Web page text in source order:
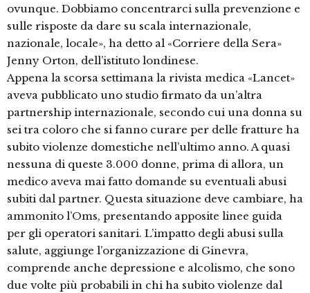
ovunque. Dobbiamo concentrarci sulla prevenzione e
sulle risposte da dare su scala internazionale,
nazionale, locale», ha detto al «Corriere della Sera»
Jenny Orton, dell’istituto londinese.
Appena la scorsa settimana la rivista medica «Lancet»
aveva pubblicato uno studio firmato da un’altra
partnership internazionale, secondo cui una donna su
sei tra coloro che si fanno curare per delle fratture ha
subito violenze domestiche nell’ultimo anno. A quasi
nessuna di queste 3.000 donne, prima di allora, un
medico aveva mai fatto domande su eventuali abusi
subiti dal partner. Questa situazione deve cambiare, ha
ammonito l’Oms, presentando apposite linee guida
per gli operatori sanitari. L’impatto degli abusi sulla
salute, aggiunge l’organizzazione di Ginevra,
comprende anche depressione e alcolismo, che sono
due volte più probabili in chi ha subito violenze dal